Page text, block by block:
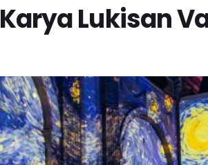
Karya Lukisan